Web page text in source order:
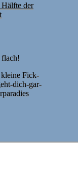
der
Fick-
dich-gar-